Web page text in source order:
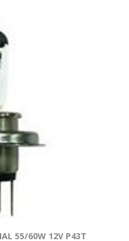
55/60W 12V Ρ43T